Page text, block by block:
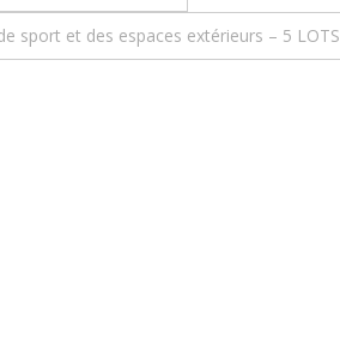
sport et des espaces extérieurs – 5 LOTS